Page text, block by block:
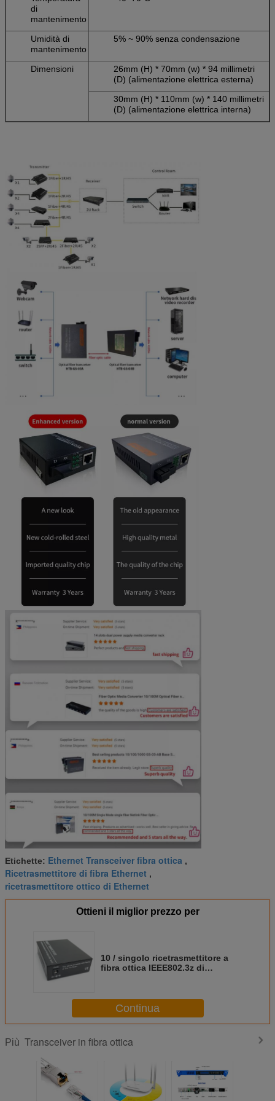
di
mantenimento
Umidità di
mantenimento
5% ~ 90% senza condensazione
Dimensioni
26mm (H) * 70mm (w) * 94 millimetri
(D) (alimentazione elettrica esterna)
30mm (H) * 110mm (w) * 140 millimetri
(D) (alimentazione elettrica interna)
Etichette: Ethernet Transceiver fibra ottica ,
Ricetrasmettitore di fibra Ethernet ,
ricetrasmettitore ottico di Ethernet
Ottieni il miglior prezzo per
10 / singolo ricetrasmettitore a
fibra ottica IEEE802.3z di
Continua
Più Transceiver in fibra ottica